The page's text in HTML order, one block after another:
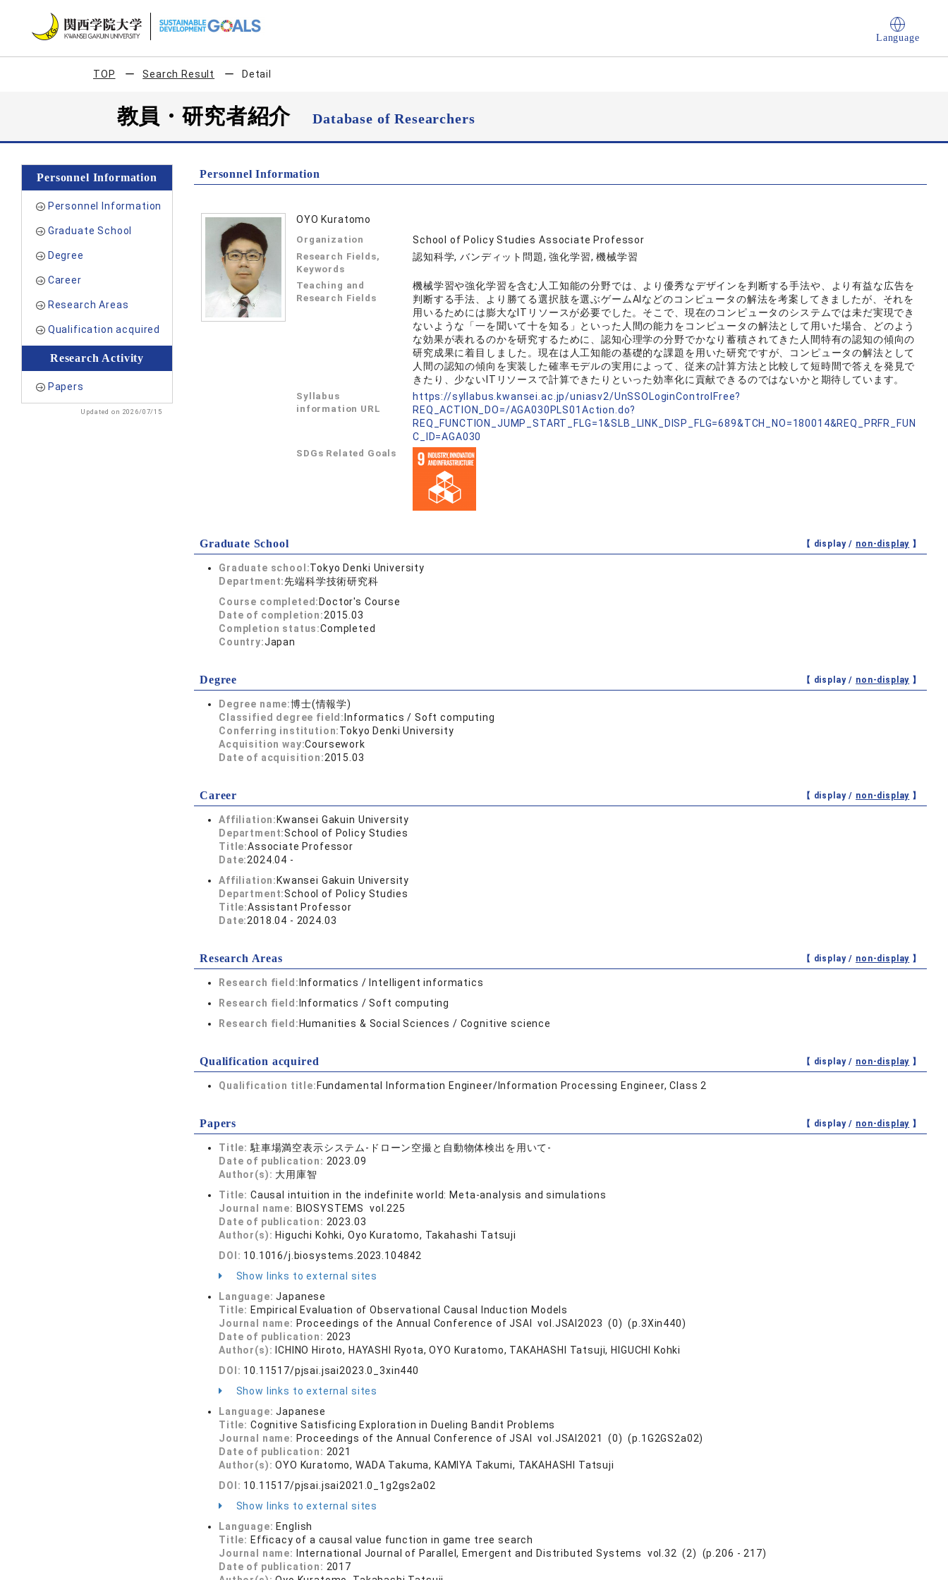
Language
TOP Search Result Detail
教員・研究者紹介Database of Researchers
Personnel Information
Personnel Information
Graduate School
Degree
Career
Research Areas
Qualification acquired
Research Activity
Papers
Updated on 2026/07/15
Personnel Information
OYO Kuratomo
Organization School of Policy Studies Associate Professor
Research Fields,
Keywords
認知科学, バンディット問題, 強化学習, 機械学習
Teaching and
Research Fields
機械学習や強化学習を含む人工知能の分野では、より優秀なデザインを判断する手法や、より有益な広告を
判断する手法、より勝てる選択肢を選ぶゲームAIなどのコンピュータの解法を考案してきましたが、それを
用いるためには膨大なITリソースが必要でした。そこで、現在のコンピュータのシステムでは未だ実現でき
ないような「一を聞いて十を知る」といった人間の能力をコンピュータの解法として用いた場合、どのよう
な効果が表れるのかを研究するために、認知心理学の分野でかなり蓄積されてきた人間特有の認知の傾向の
研究成果に着目しました。現在は人工知能の基礎的な課題を用いた研究ですが、コンピュータの解法として
人間の認知の傾向を実装した確率モデルの実用によって、従来の計算方法と比較して短時間で答えを発見で
きたり、少ないITリソースで計算できたりといった効率化に貢献できるのではないかと期待しています。
Syllabus
information URL
https://syllabus.kwansei.ac.jp/uniasv2/UnSSOLoginControlFree?
REQ_ACTION_DO=/AGA030PLS01Action.do?
REQ_FUNCTION_JUMP_START_FLG=1&SLB_LINK_DISP_FLG=689&TCH_NO=180014&REQ_PRFR_FUN
C_ID=AGA030
SDGs Related Goals
Graduate School 【 display / non-display 】
Graduate school:Tokyo Denki University
Department:先端科学技術研究科
Course completed: Doctor's Course
Date of completion:2015.03
Completion status:Completed
Country:Japan
Degree 【 display / non-display 】
Degree name:博士(情報学)
Classified degree field: Informatics / Soft computing
Conferring institution:Tokyo Denki University
Acquisition way:Coursework
Date of acquisition:2015.03
Career 【 display / non-display 】
Affiliation: Kwansei Gakuin University
Department:School of Policy Studies
Title:Associate Professor
Date:2024.04 -
Affiliation: Kwansei Gakuin University
Department:School of Policy Studies
Title:Assistant Professor
Date:2018.04 - 2024.03
Research Areas 【 display / non-display 】
Research field: Informatics / Intelligent informatics
Research field: Informatics / Soft computing
Research field: Humanities & Social Sciences / Cognitive science
Qualification acquired 【 display / non-display 】
Qualification title: Fundamental Information Engineer/Information Processing Engineer, Class 2
Papers 【 display / non-display 】
Title: 駐車場満空表示システム-ドローン空撮と自動物体検出を用いて-
Date of publication: 2023.09
Author(s): 大用庫智
Title: Causal intuition in the indefinite world: Meta-analysis and simulations
Journal name: BIOSYSTEMS vol.225
Date of publication: 2023.03
Author(s): Higuchi Kohki, Oyo Kuratomo, Takahashi Tatsuji
DOI: 10.1016/j.biosystems.2023.104842
Show links to external sites
Language:Japanese
Title: Empirical Evaluation of Observational Causal Induction Models
Journal name: Proceedings of the Annual Conference of JSAI vol.JSAI2023 (0) (p.3Xin440)
Date of publication: 2023
Author(s): ICHINO Hiroto, HAYASHI Ryota, OYO Kuratomo, TAKAHASHI Tatsuji, HIGUCHI Kohki
DOI: 10.11517/pjsai.jsai2023.0_3xin440
Show links to external sites
Language:Japanese
Title: Cognitive Satisficing Exploration in Dueling Bandit Problems
Journal name: Proceedings of the Annual Conference of JSAI vol.JSAI2021 (0) (p.1G2GS2a02)
Date of publication: 2021
Author(s):OYO Kuratomo, WADA Takuma, KAMIYA Takumi, TAKAHASHI Tatsuji
DOI: 10.11517/pjsai.jsai2021.0_1g2gs2a02
Show links to external sites
Language: English
Title: Efficacy of a causal value function in game tree search
Journal name:
International Journal of Parallel, Emergent and Distributed Systems vol.32 (2) (p.206 - 217)
Date of publication: 2017